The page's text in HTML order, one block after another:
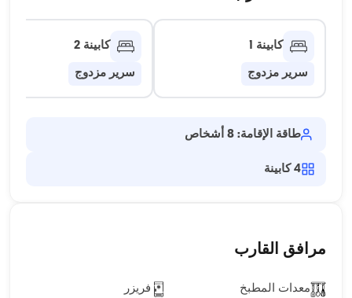
كابينة 1
سرير مزدوج
كابينة 2
سرير مزدوج
طاقة الإقامة: 8 أشخاص
4 كابينة
مرافق القارب
معدات المطبخ فريزر